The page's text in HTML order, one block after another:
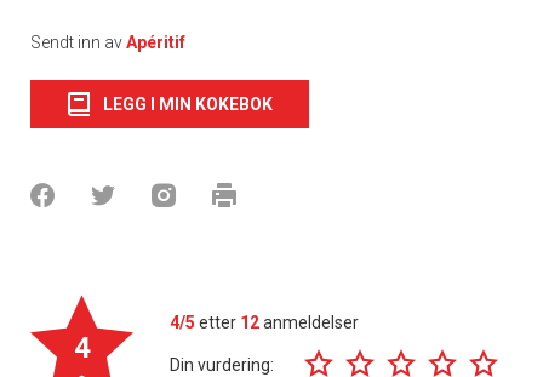
Sendt inn avApéritif
LEGG I MIN KOKEBOK
4
4/5 etter 12anmeldelser
Din vurdering: